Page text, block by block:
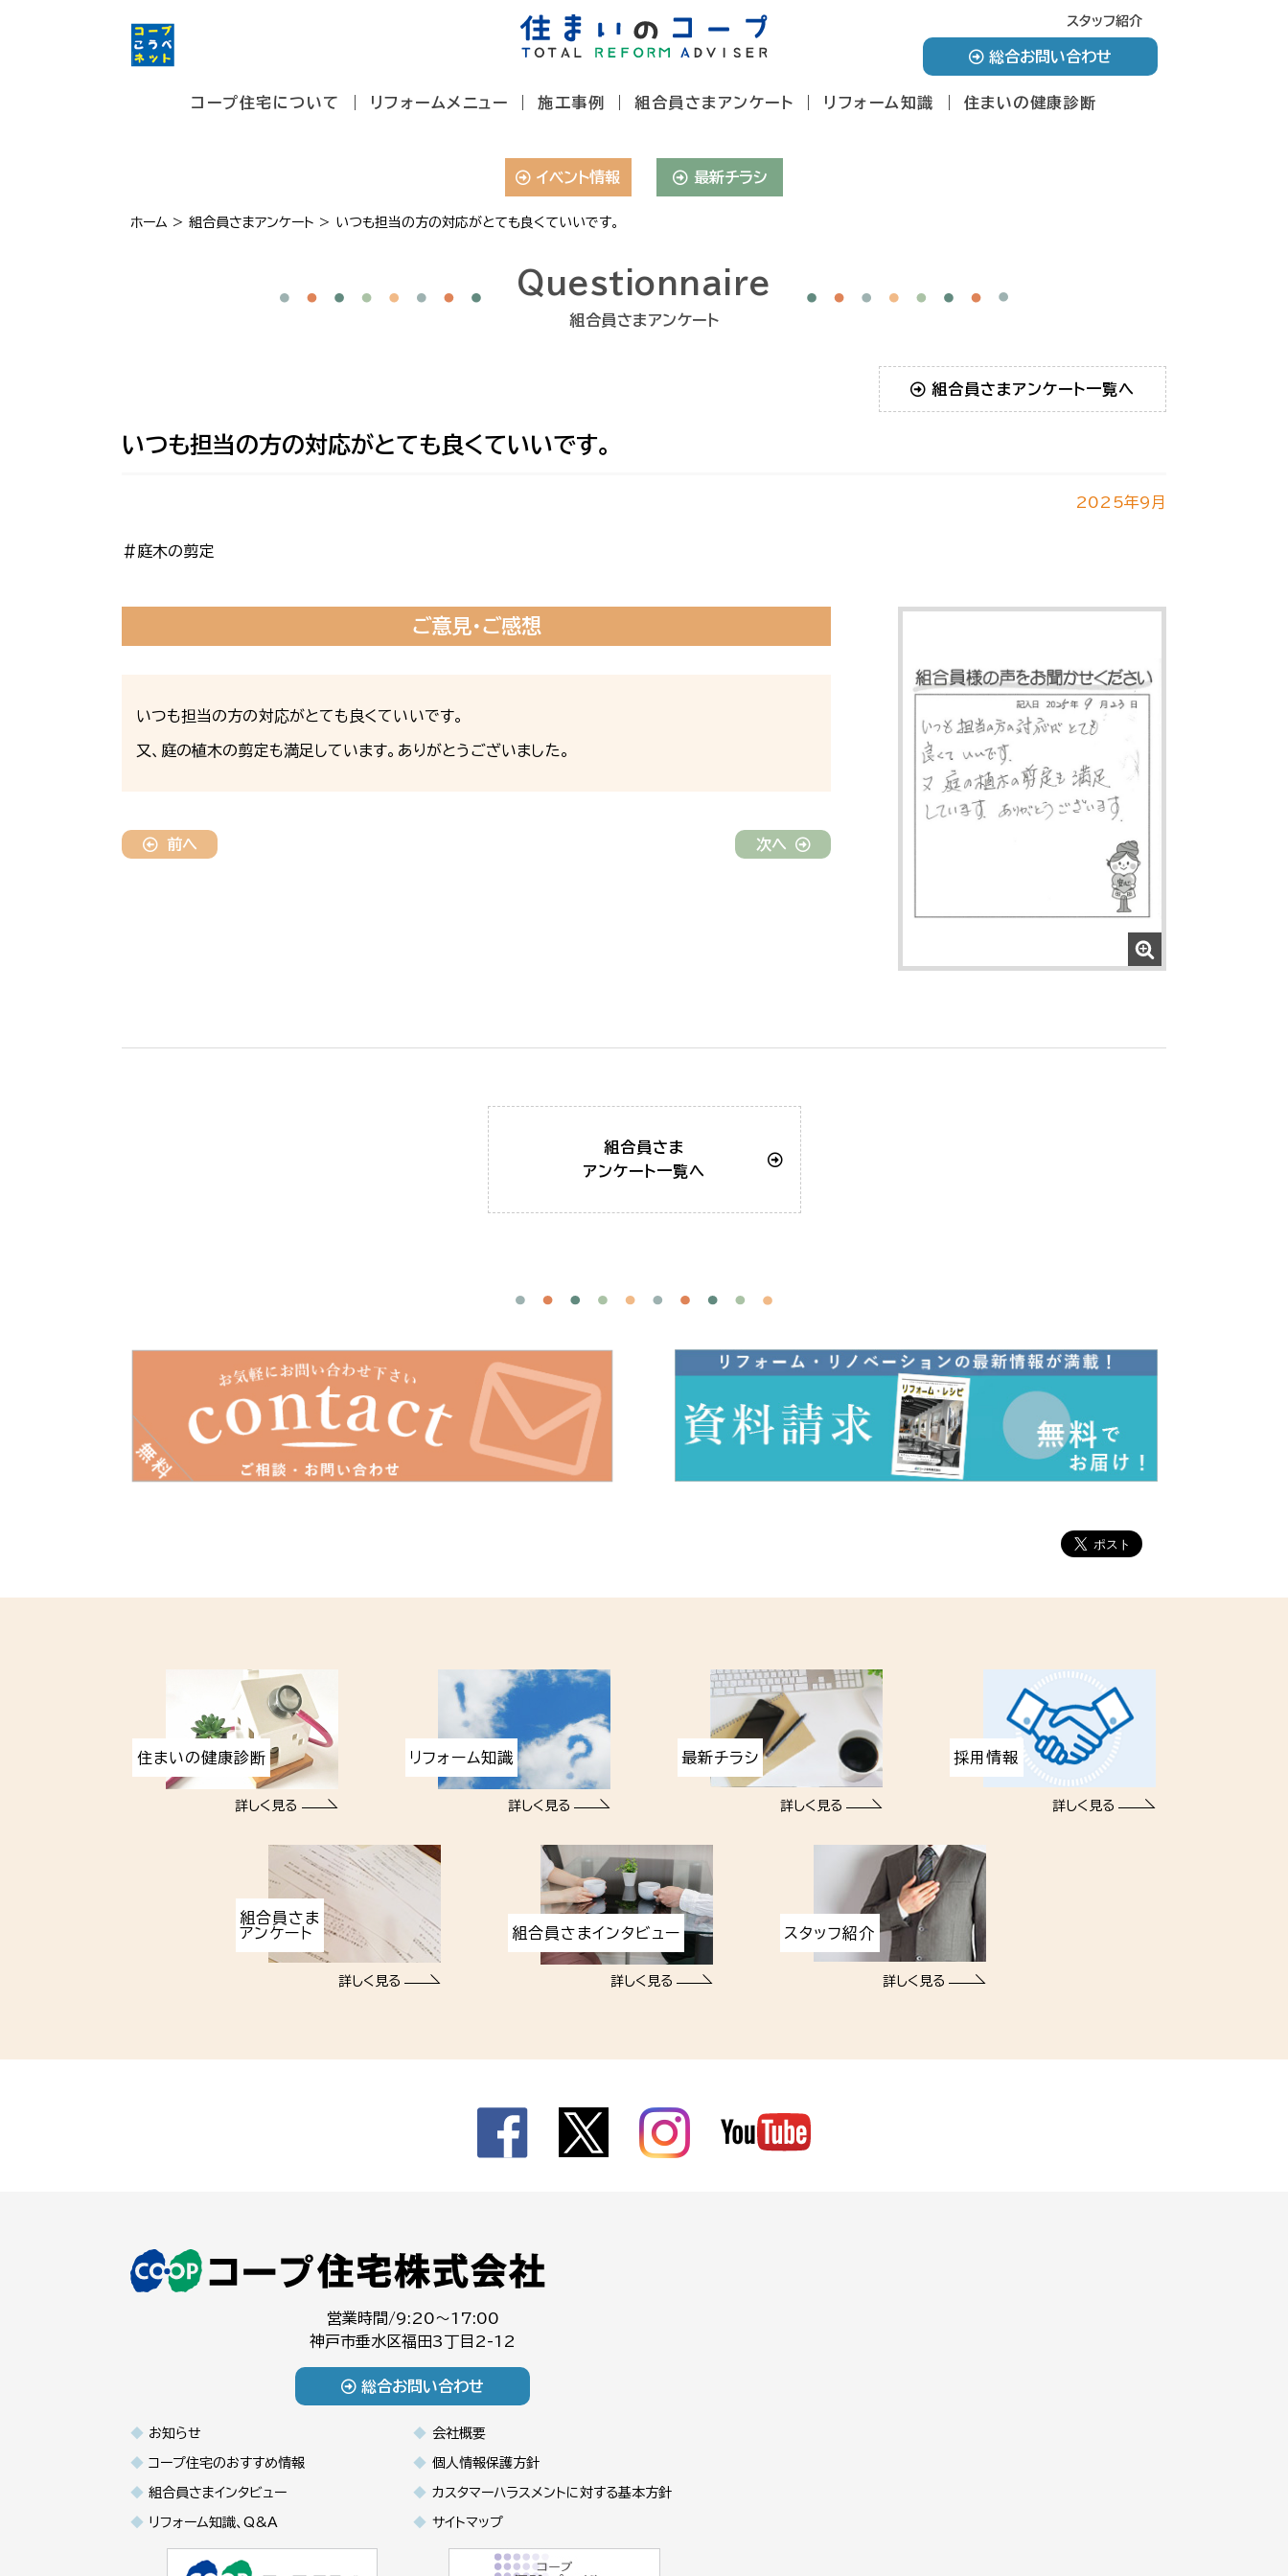
スタッフ紹介
総合お問い合わせ
コープ住宅について リフォームメニュー 施工事例 組合員さまアンケート リフォーム知識 住まいの健康診断
イベント情報 最新チラシ
ホーム > 組合員さまアンケート > いつも担当の方の対応がとても良くていいです。
Questionnaire
組合員さまアンケート
組合員さまアンケート一覧へ
いつも担当の方の対応がとても良くていいです。
2025年9月
＃庭木の剪定
ご意見・ご感想
いつも担当の方の対応がとても良くていいです。
又、庭の植木の剪定も満足しています。ありがとうございました。
前へ 次へ
組合員さま
アンケート一覧へ
住まいの健康診断
詳しく見る
リフォーム知識
詳しく見る
最新チラシ
詳しく見る
採用情報
詳しく見る
組合員さま
アンケート
詳しく見る
組合員さまインタビュー
詳しく見る
スタッフ紹介
詳しく見る
営業時間/9:20～17:00
神戸市垂水区福田3丁目2-12
総合お問い合わせ
お知らせ
コープ住宅のおすすめ情報
組合員さまインタビュー
リフォーム知識、Q&A
会社概要
個人情報保護方針
カスタマーハラスメントに対する基本方針
サイトマップ